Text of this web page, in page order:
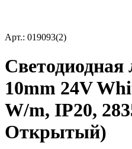
Арт.: 019093(2)
Светодиодная
10mm 24V
W/m, IP20,
Открытый)